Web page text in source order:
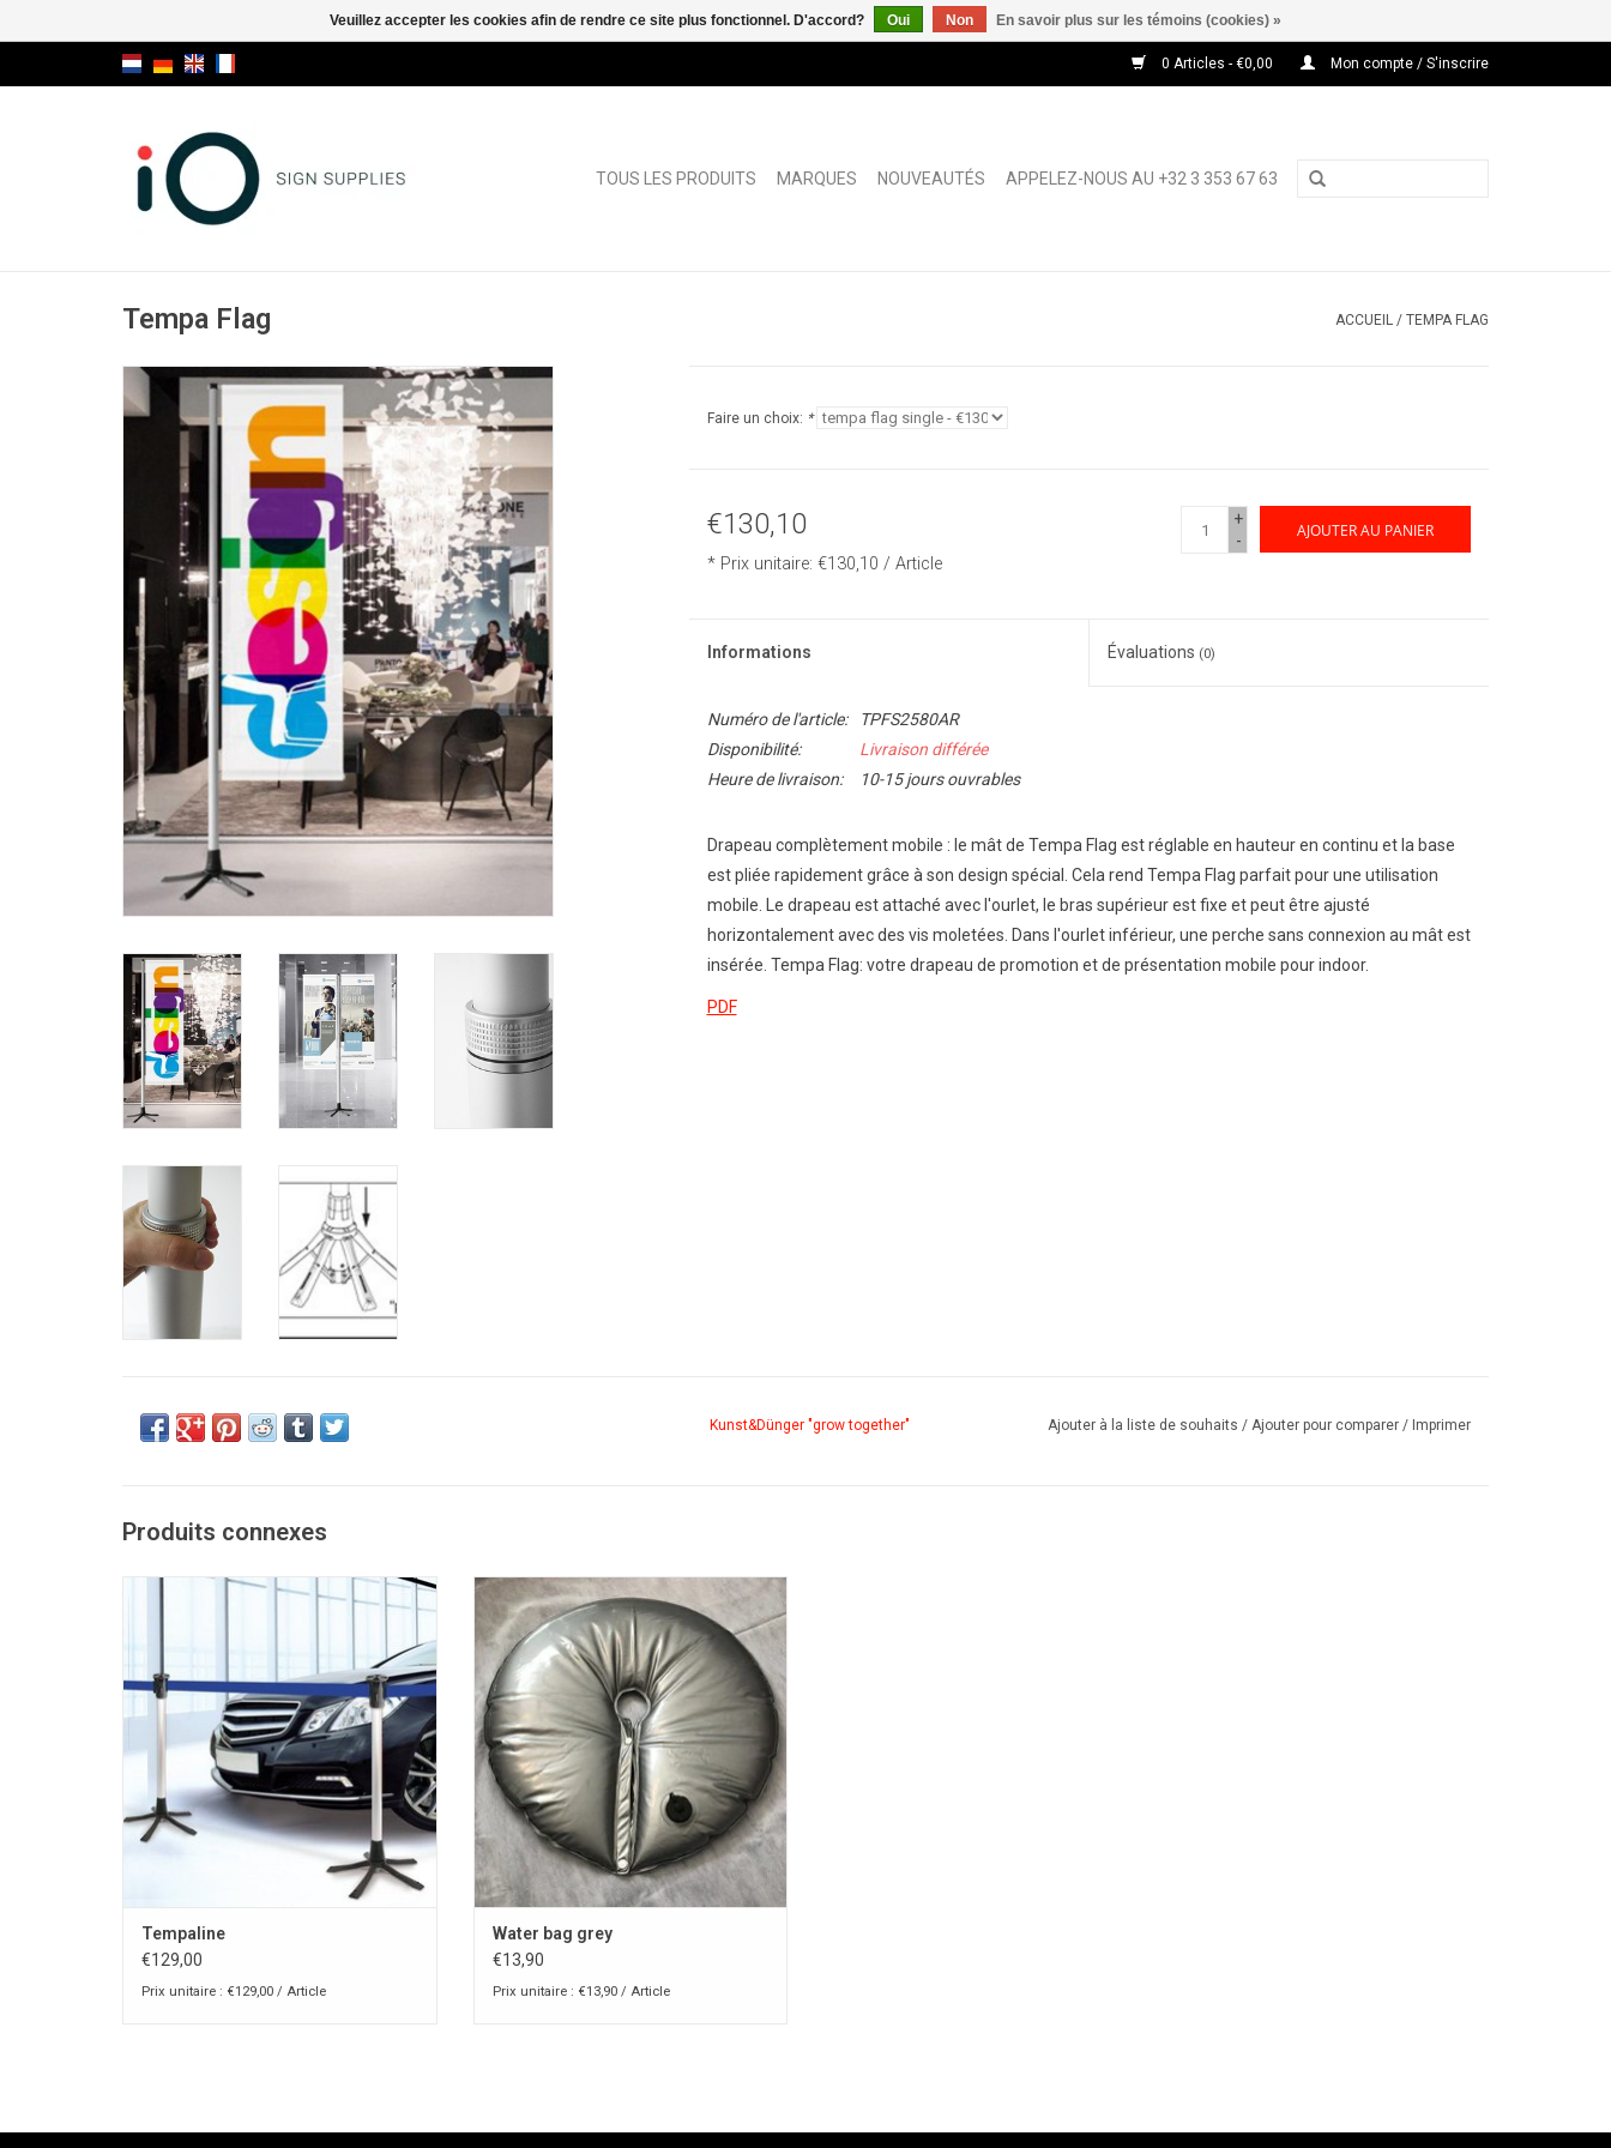
0 Articles - €0,00 Mon compte / S'inscrire
TOUS LES PRODUITS MARQUES NOUVEAUTÉS APPELEZ-NOUS AU +32 3 353 67 63
Tempa Flag ACCUEIL / TEMPA FLAG
Faire un choix: *
€130,10
* Prix unitaire: €130,10 / Article
+
-
AJOUTER AU PANIER
Informations Évaluations (0)
Numéro de l'article:
TPFS2580AR
Disponibilité:
Livraison différée
Heure de livraison:
10-15 jours ouvrables
Drapeau complètement mobile : le mât de Tempa Flag est réglable en hauteur en continu et la base
est pliée rapidement grâce à son design spécial. Cela rend Tempa Flag parfait pour une utilisation
mobile. Le drapeau est attaché avec l'ourlet, le bras supérieur est fixe et peut être ajusté
horizontalement avec des vis moletées. Dans l'ourlet inférieur, une perche sans connexion au mât est
insérée. Tempa Flag: votre drapeau de promotion et de présentation mobile pour indoor.
PDF
Kunst&Dünger "grow together" Ajouter à la liste de souhaits / Ajouter pour comparer / Imprimer
Produits connexes
Tempaline poteaux pliables à sangle
Tempaline
€129,00
Prix unitaire : €129,00 / Article
AJOUTER AU PANIER
Water bag grey
€13,90
Prix unitaire : €13,90 / Article
Veuillez accepter les cookies afin de rendre ce site plus fonctionnel. D'accord? Oui Non En savoir plus sur les témoins (cookies) »